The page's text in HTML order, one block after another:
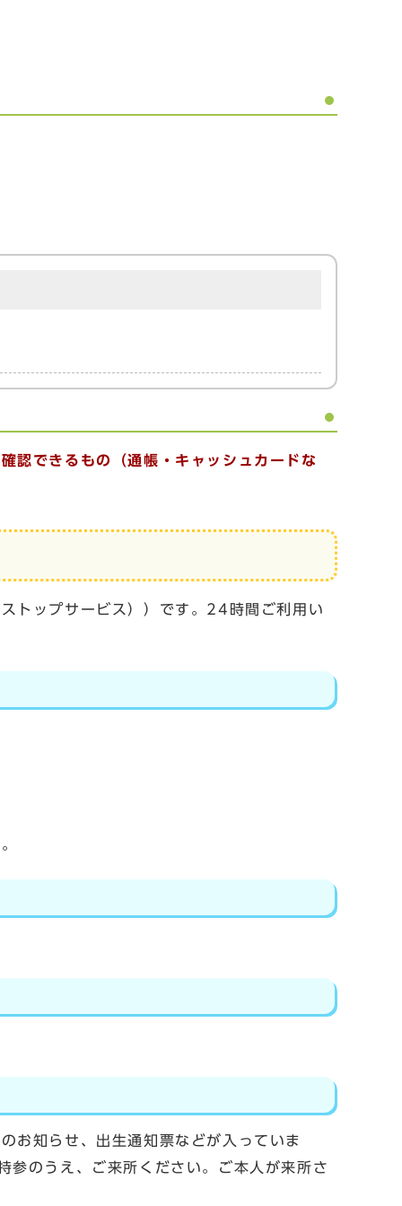
認できるもの（通帳・キャッシュカードな
トップサービス））です。24時間ご利用い
お知らせ、出生通知票などが入っていま
参のうえ、ご来所ください。ご本人が来所さ